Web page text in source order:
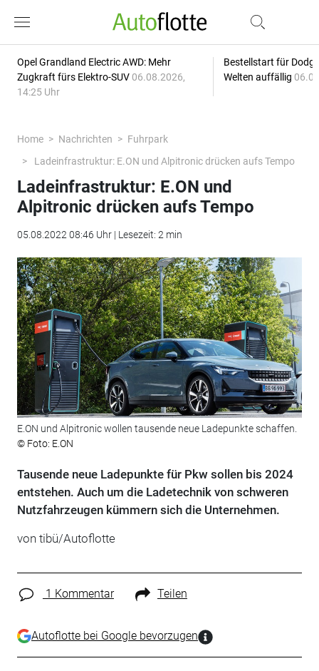
Opel Grandland Electric AWD: Mehr
Zugkraft fürs Elektro-SUV 06.08.2026,
14:25 Uhr
Bestellstart für
Welten auffällig
Home Nachrichten
Fuhrpark
Ladeinfrastruktur: E.ON und Alpitronic drücken aufs Tempo
Ladeinfrastruktur: E.ON und
Alpitronic drücken aufs Tempo
05.08.2022 08:46 Uhr | Lesezeit: 2 min
E.ON und Alpitronic wollen tausende neue Ladepunkte schaffen.
© Foto: E.ON
Tausende neue Ladepunkte für Pkw sollen bis 2024
entstehen. Auch um die Ladetechnik von schweren
Nutzfahrzeugen kümmern sich die Unternehmen.
von tibü/Autoflotte
1 Kommentar Teilen
Autoflotte bei Google bevorzugen